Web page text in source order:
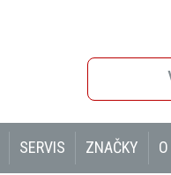
SERVIS ZNAČKY